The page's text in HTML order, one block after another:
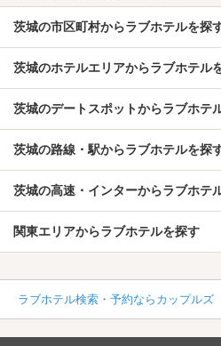
茨城の市区町村からラブホテルを探
茨城のホテルエリアからラブホテル
茨城のデートスポットからラブホテ
茨城の路線・駅からラブホテルを探
茨城の高速・インターからラブホテ
関東エリアからラブホテルを探す
ラブホテル検索・予約ならカップルズ